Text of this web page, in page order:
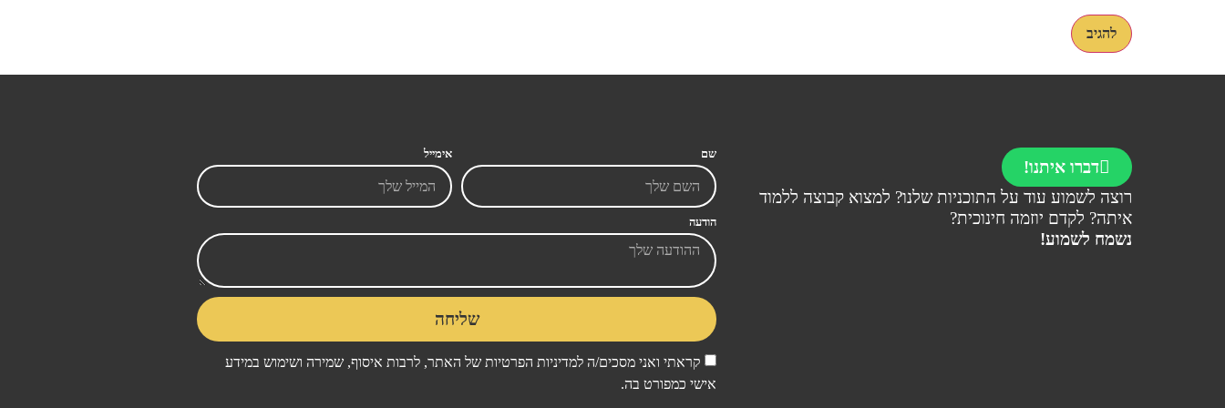
דברו איתנו!
רוצה לשמוע עוד על התוכניות שלנו? למצוא קבוצה ללמוד
איתה? לקדם יוזמה חינוכית?
נשמח לשמוע!
שם אימייל
הודעה
קראתי ואני מסכים/ה למדיניות הפרטיות של האתר, לרבות איסוף, שמירה ושימוש במידע
אישי כמפורט בה.
שליחה